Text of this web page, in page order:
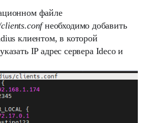
файле
необходимо добавить
клиентом, в которой
IP адрес сервера Ideco и